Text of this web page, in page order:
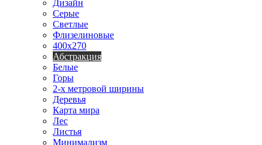
Дизайн
Серые
Светлые
Флизелиновые
400х270
Абстракция
Белые
Горы
2-х метровой ширины
Деревья
Карта мира
Лес
Листья
Минимализм